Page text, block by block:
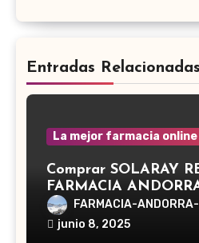
Entradas Relacionadas
La mejor farmacia
Comprar SOLARAY
FARMACIA
Reishi, cuyo nombre
Ganoderma lucidum,
FARMACIA-
junio 8, 2025